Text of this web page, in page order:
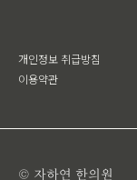
개인정보 취급방침
이용약관
© 자하연 한의원